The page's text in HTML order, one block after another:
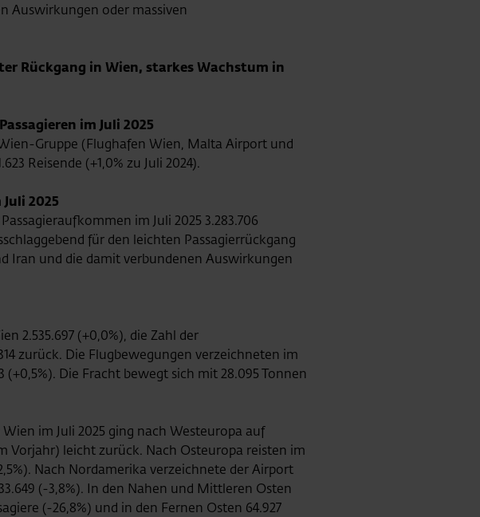
Auswirkungen oder massiven
Rückgang in Wien, starkes Wachstum in
im Juli 2025
Gruppe (Flughafen Wien, Malta Airport und
Reisende (+1,0% zu Juli 2024).
2025
im Juli 2025 3.283.706
für den leichten Passagierrückgang
Iran und die damit verbundenen Auswirkungen
2.535.697 (+0,0%), die Zahl der
zurück. Die Flugbewegungen verzeichneten im
(+0,5%). Die Fracht bewegt sich mit 28.095 Tonnen
im Juli 2025 ging nach Westeuropa auf
Vorjahr) leicht zurück. Nach Osteuropa reisten im
Nach Nordamerika verzeichnete der Airport
(-3,8%). In den Nahen und Mittleren Osten
(-26,8%) und in den Fernen Osten 64.927